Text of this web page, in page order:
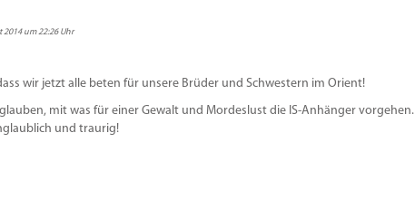
2014 um 22:26 Uhr
wir jetzt alle beten für unsere Brüder und Schwestern im Orient!
mit was für einer Gewalt und Mordeslust die IS-Anhänger vorgehen.
und traurig!